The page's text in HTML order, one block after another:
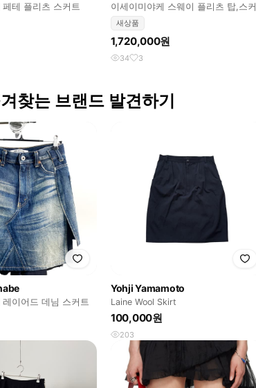
테 플리츠 스커트
이세이미야케 스웨이 플리츠 탑,스커
트 셋트
새상품
1,720,000원
34 3
찾는 브랜드 발견하기
이어드 데님 스커트
Yohji Yamamoto
Laine Wool Skirt
100,000원
203